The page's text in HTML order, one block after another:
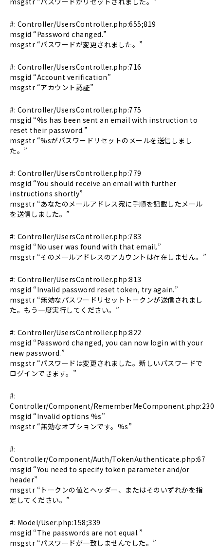
#: Controller/UsersController.php:655;819
msgid “Password changed.”
msgstr “パスワードが変更されました。”
#: Controller/UsersController.php:716
msgid “Account verification”
msgstr “アカウント認証”
#: Controller/UsersController.php:775
msgid “%s has been sent an email with instruction to
reset their password.”
msgstr “%sがパスワードリセットのメールを送信しまし
た。”
#: Controller/UsersController.php:779
msgid “You should receive an email with further
instructions shortly”
msgstr “あなたのメールアドレス宛に手順を記載したメール
を送信しました。”
#: Controller/UsersController.php:783
msgid “No user was found with that email.”
msgstr “そのメールアドレスのアカウントは存在しません。”
#: Controller/UsersController.php:813
msgid “Invalid password reset token, try again.”
msgstr “無効なパスワードリセットトークンが送信されまし
た。もう一度実行してください。”
#: Controller/UsersController.php:822
msgid “Password changed, you can now login with your
new password.”
msgstr “パスワードは変更されました。新しいパスワードで
ログインできます。”
#:
Controller/Component/RememberMeComponent.php:230
msgid “Invalid options %s”
msgstr “無効なオプションです。%s”
#:
Controller/Component/Auth/TokenAuthenticate.php:67
msgid “You need to specify token parameter and/or
header”
msgstr “トークンの値とヘッダー、またはそのいずれかを指
定してください。”
#: Model/User.php:158;339
msgid “The passwords are not equal.”
msgstr “パスワードが一致しませんでした。”